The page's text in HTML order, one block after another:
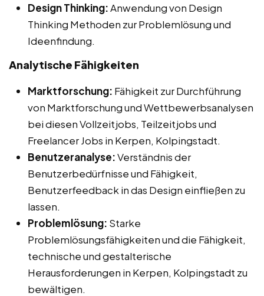
Design Thinking:Anwendung von Design
Thinking Methoden zur Problemlösung und
Ideenfindung.
Analytische Fähigkeiten
Marktforschung: Fähigkeit zur Durchführung
von Marktforschung und Wettbewerbsanalysen
bei diesen Vollzeitjobs, Teilzeitjobs und
Freelancer Jobs in Kerpen, Kolpingstadt.
Benutzeranalyse:Verständnis der
Benutzerbedürfnisse und Fähigkeit,
Benutzerfeedback in das Design einfließen zu
lassen.
Problemlösung: Starke
Problemlösungsfähigkeiten und die Fähigkeit,
technische und gestalterische
Herausforderungen in Kerpen, Kolpingstadt zu
bewältigen.